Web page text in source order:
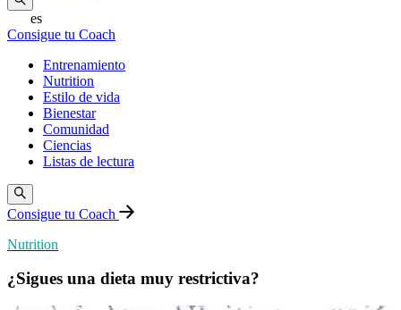
es
Consigue tu Coach
Entrenamiento
Nutrition
Estilo de vida
Bienestar
Comunidad
Ciencias
Listas de lectura
Consigue tu Coach
Nutrition
¿Sigues una dieta muy restrictiva?